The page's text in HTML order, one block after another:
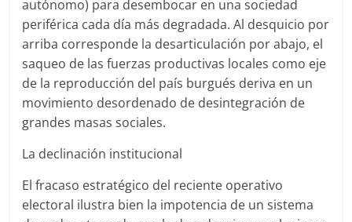
autónomo) para desembocar en una sociedad
periférica cada día más degradada. Al desquicio por
arriba corresponde la desarticulación por abajo, el
saqueo de las fuerzas productivas locales como eje
de la reproducción del país burgués deriva en un
movimiento desordenado de desintegración de
grandes masas sociales.
La declinación institucional
El fracaso estratégico del reciente operativo
electoral ilustra bien la impotencia de un sistema